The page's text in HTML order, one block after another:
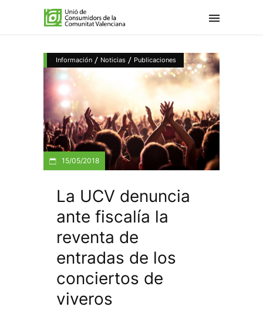
Información / Noticias / Publicaciones
15/05/2018
La UCV denuncia
ante fiscalía la
reventa de
entradas de los
conciertos de
viveros